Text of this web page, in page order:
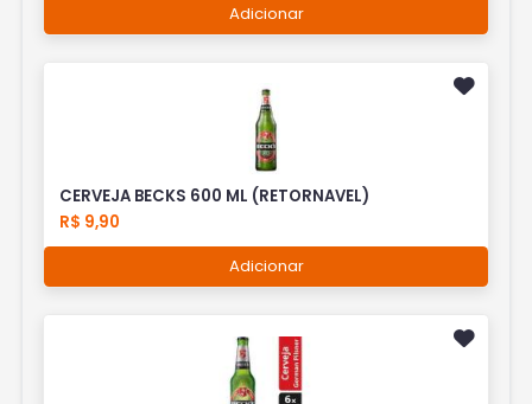
Adicionar
CERVEJA BECKS 600 ML (RETORNAVEL)
R$ 9,90
Adicionar